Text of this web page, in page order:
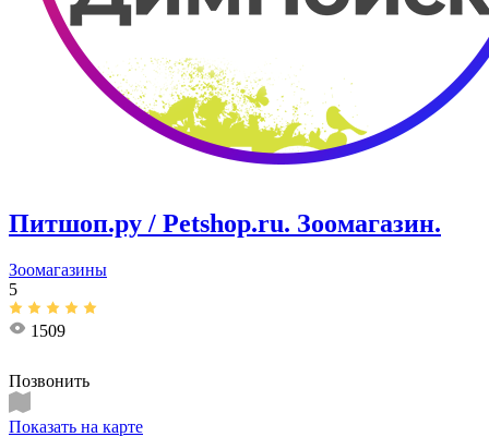
Питшоп.ру / Petshop.ru. Зоомагазин.
Зоомагазины
5
1509
Позвонить
Показать на карте